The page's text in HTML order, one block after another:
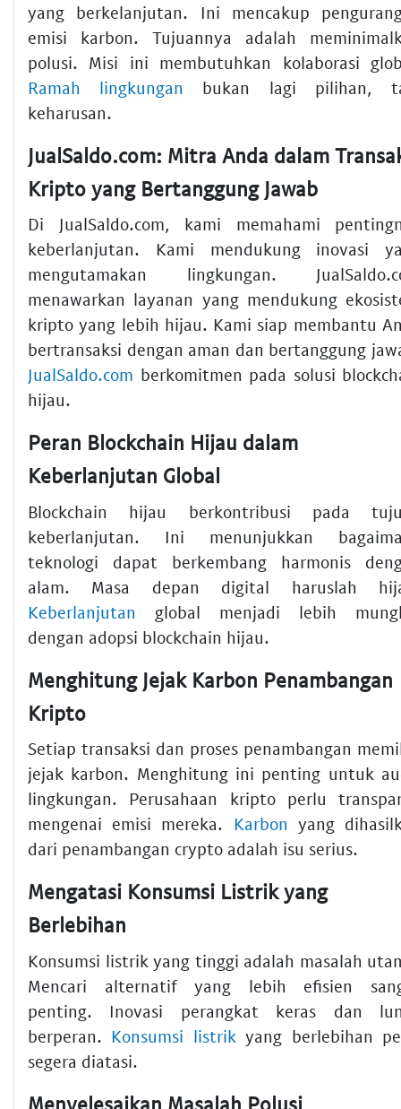
yang berkelanjutan. Ini mencakup
emisi karbon. Tujuannya adalah
polusi. Misi ini membutuhkan kolaborasi
Ramah lingkungan bukan lagi pilihan,
keharusan.
JualSaldo.com: Mitra Anda dalam
Kripto yang Bertanggung Jawab
Di JualSaldo.com, kami memahami
keberlanjutan. Kami mendukung inovasi
mengutamakan lingkungan.
menawarkan layanan yang mendukung
kripto yang lebih hijau. Kami siap membantu
bertransaksi dengan aman dan bertanggung
JualSaldo.com berkomitmen pada solusi
hijau.
Peran Blockchain Hijau dalam
Keberlanjutan Global
Blockchain hijau berkontribusi pada
keberlanjutan. Ini menunjukkan
teknologi dapat berkembang harmonis
alam. Masa depan digital haruslah
Keberlanjutan global menjadi lebih
dengan adopsi blockchain hijau.
Menghitung Jejak Karbon Penambangan
Kripto
Setiap transaksi dan proses penambangan
jejak karbon. Menghitung ini penting untuk
lingkungan. Perusahaan kripto perlu
mengenai emisi mereka. Karbon yang
dari penambangan crypto adalah isu serius.
Mengatasi Konsumsi Listrik yang
Berlebihan
Konsumsi listrik yang tinggi adalah masalah
Mencari alternatif yang lebih efisien
penting. Inovasi perangkat keras dan
berperan. Konsumsi listrikyang berlebihan
segera diatasi.
Menyelesaikan Masalah Polusi